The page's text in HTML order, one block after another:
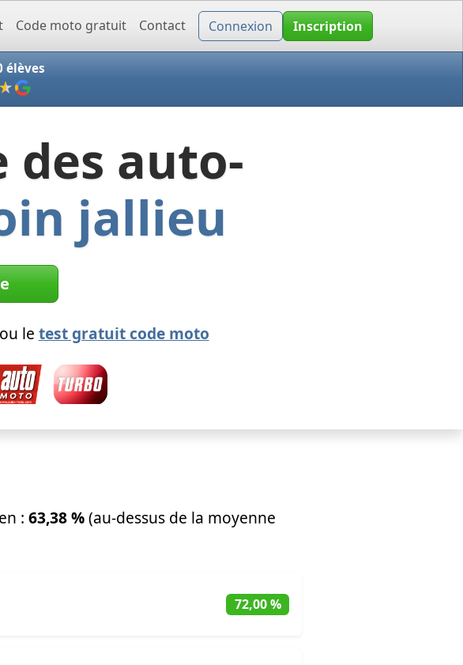
Code moto gratuit Contact Connexion Inscription
élèves
★
des auto-
jallieu
le test gratuit code moto
: 63,38 %(au-dessus de la moyenne
72,00 %